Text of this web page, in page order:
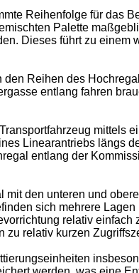
Reihenfolge für das
Palette
Dieses führt zu
Reihen des
entlang fahren
mittels
Linearantriebs längs
entlang der
den unteren und
sich mehrere
relativ
relativ kurzen